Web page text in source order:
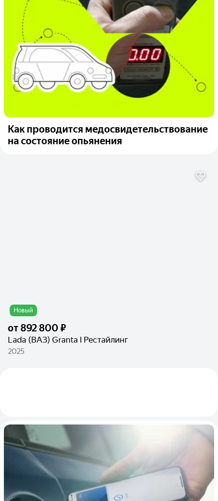
Как проводится медосвидетельствование
на состояние опьянения
Новый
от892 800 ₽
Lada (ВАЗ) Granta I Рестайлинг
2025